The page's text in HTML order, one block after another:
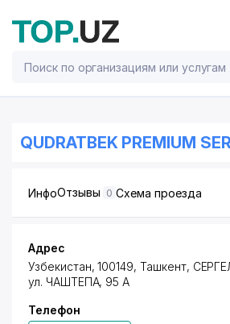
QUDRATBEK PREMIUM
ИнфоОтзывы 0 Схема проезда
Адрес
Узбекистан, 100149, Ташкент,
ул. ЧАШТЕПА, 95 А
Телефон